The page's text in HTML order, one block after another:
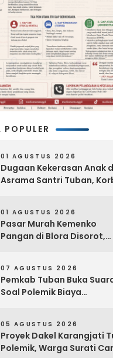
POPULER
01 AGUSTUS 2026
Dugaan Kekerasan Anak
Asrama Santri Tuban,
01 AGUSTUS 2026
Pasar Murah Kemenko
Pangan di Blora Disorot,
07 AGUSTUS 2026
Pemkab Tuban Buka
Soal Polemik Biaya
Sosial
05 AGUSTUS 2026
Proyek Dakel Karangjati
Polemik, Warga Surati